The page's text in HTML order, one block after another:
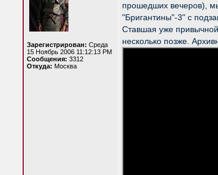
Зарегистрирован: Среда
15 Ноябрь 2006 11:12:13 PM
Сообщения: 3312
Откуда: Москва
прошедших вечеров),
"Бригантины"-3" с
Ставшая уже
несколько позже.